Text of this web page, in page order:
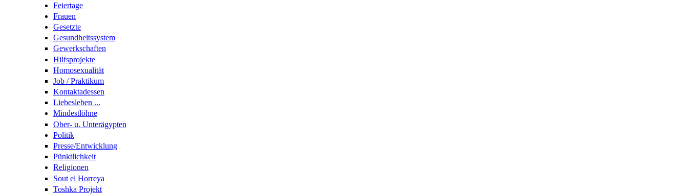
Feiertage
Frauen
Gesetzte
Gesundheitssystem
Gewerkschaften
Hilfsprojekte
Homosexualität
Job / Praktikum
Kontaktadessen
Liebesleben ...
Mindestlöhne
Ober- u. Unterägypten
Politik
Presse/Entwicklung
Pünktlichkeit
Religionen
Sout el Horreya
Toshka Projekt